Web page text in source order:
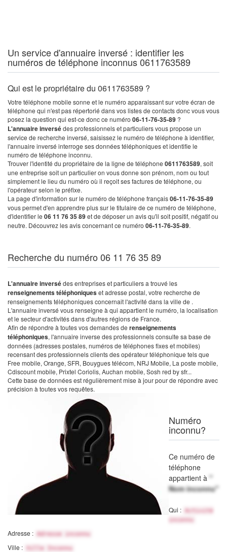
Un service d'annuaire inversé : identifier les
numéros de téléphone inconnus 0611763589
Qui est le propriétaire du 0611763589 ?
Votre téléphone mobile sonne et le numéro apparaissant sur votre écran de
téléphone qui n'est pas répertorié dans vos listes de contacts donc vous vous
posez la question qui est-ce donc ce numéro 06-11-76-35-89 ?
L'annuaire inversédes professionnels et particuliers vous propose un
service de recherche inversé, saisissez le numéro de téléphone à identifier,
l'annuaire inversé interroge ses données téléphoniques et identifie le
numéro de téléphone inconnu.
Trouver l'identité du propriétaire de la ligne de téléphone 0611763589, soit
une entreprise soit un particulier on vous donne son prénom, nom ou tout
simplement le lieu du numéro où il reçoit ses factures de téléphone, ou
l'opérateur selon le préfixe.
La page d'information sur le numéro de téléphone français06-11-76-35-89
vous permet d'en apprendre plus sur le titulaire de ce numéro de téléphone,
d'identifier le 06 11 76 35 89et de déposer un avis qu'il soit positif, négatif ou
neutre. Découvrez les avis concernant ce numéro 06-11-76-35-89.
Recherche du numéro 06 11 76 35 89
L'annuaire inversédes entreprises et particuliers a trouvé les
renseignements téléphoniqueset adresse postal, votre recherche de
renseignements téléphoniques concernait l'activité dans la ville de .
L'annuaire inversé vous renseigne à qui appartient le numéro, la localisation
et le secteur d'activités dans d'autres régions de France.
Afin de répondre à toutes vos demandes de renseignements
téléphoniques, l'annuaire inverse des professionnels consulte sa base de
données (adresses postales, numéros de téléphones fixes et mobiles)
recensant des professionnels clients des opérateur téléphonique tels que
Free mobile, Orange, SFR, Bouygues télécom, NRJ Mobile, La poste mobile,
Cdiscount mobile, Prixtel Coriolis, Auchan mobile, Sosh red by sfr...
Cette base de données est régulièrement mise à jour pour de répondre avec
précision à toutes vos requêtes.
Numéro
inconnu?
Ce numéro de
téléphone
appartient à "
Nom inconnu"
Qui :
Activité
inconnu
Adresse : Adresse inconnu
Ville : Ville Inconnu